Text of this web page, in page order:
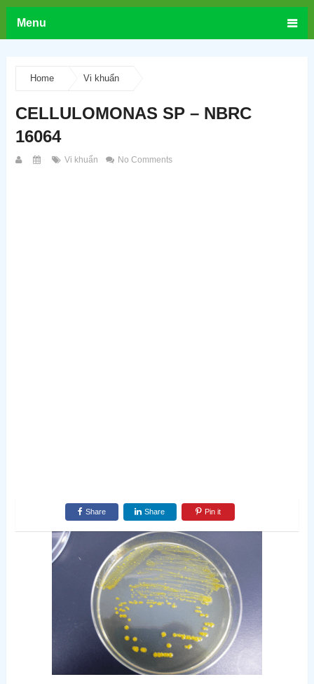
Menu
Home Vi khuẩn
CELLULOMONAS SP – NBRC
16064
Vi khuẩn No Comments
Share Share Pin it